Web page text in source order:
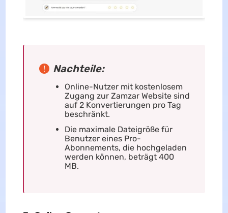
Nachteile:
Online-Nutzer mit kostenlosem
Zugang zur Zamzar Website sind
auf 2 Konvertierungen pro Tag
beschränkt.
Die maximale Dateigröße für
Benutzer eines Pro-
Abonnements, die hochgeladen
werden können, beträgt 400
MB.